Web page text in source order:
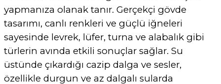
yapmanıza olanak tanır. Gerçekçi gövde
tasarımı, canlı renkleri ve güçlü iğneleri
sayesinde levrek, lüfer, turna ve alabalık gibi
türlerin avında etkili sonuçlar sağlar. Su
üstünde çıkardığı cazip dalga ve sesler,
özellikle durgun ve az dalgalı sularda